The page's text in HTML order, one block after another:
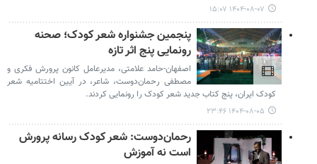
۱۴۰۴-۰۸-۰۷ ۱۵:۰۷
پنجمین جشنواره شعر کودک؛ صحنه
رونمایی پنج اثر تازه
اصفهان-حامد علامتی، مدیرعامل کانون پرورش فکری و
مصطفی رحمان‌دوست، شاعر، در آیین اختتامیه شعر
کودک ایران، پنج کتاب جدید شعر کودک را رونمایی کردند.
۱۴۰۴-۰۸-۰۵ ۲۳:۴۶
رحمان‌دوست: شعر کودک رسانه پرورش
است نه آموزش